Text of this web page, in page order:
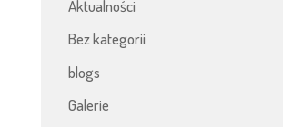
Aktualności
Bez kategorii
blogs
Galerie